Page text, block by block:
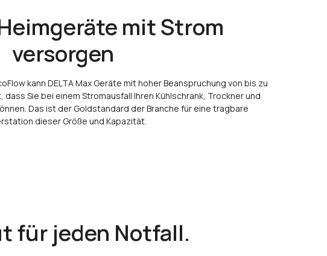
mit Strom
versorgen
kann DELTA Max Geräte mit hoher Beanspruchung von bis zu
Sie bei einem Stromausfall Ihren Kühlschrank, Trockner und
Das ist der Goldstandard der Branche für eine tragbare
dieser Größe und Kapazität.
für jeden Notfall.